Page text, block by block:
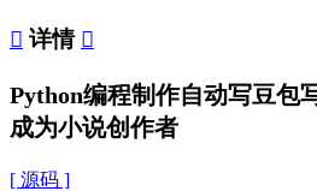
 详情 
Python编程制作自动写豆包
成为小说创作者
[ 源码 ]